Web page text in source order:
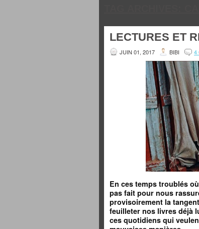
LECTURES ET
JUIN 01, 2017 BIBI 4
En ces temps troublés
pas fait pour nous
provisoirement la
feuilleter nos livres déjà
ces quotidiens qui